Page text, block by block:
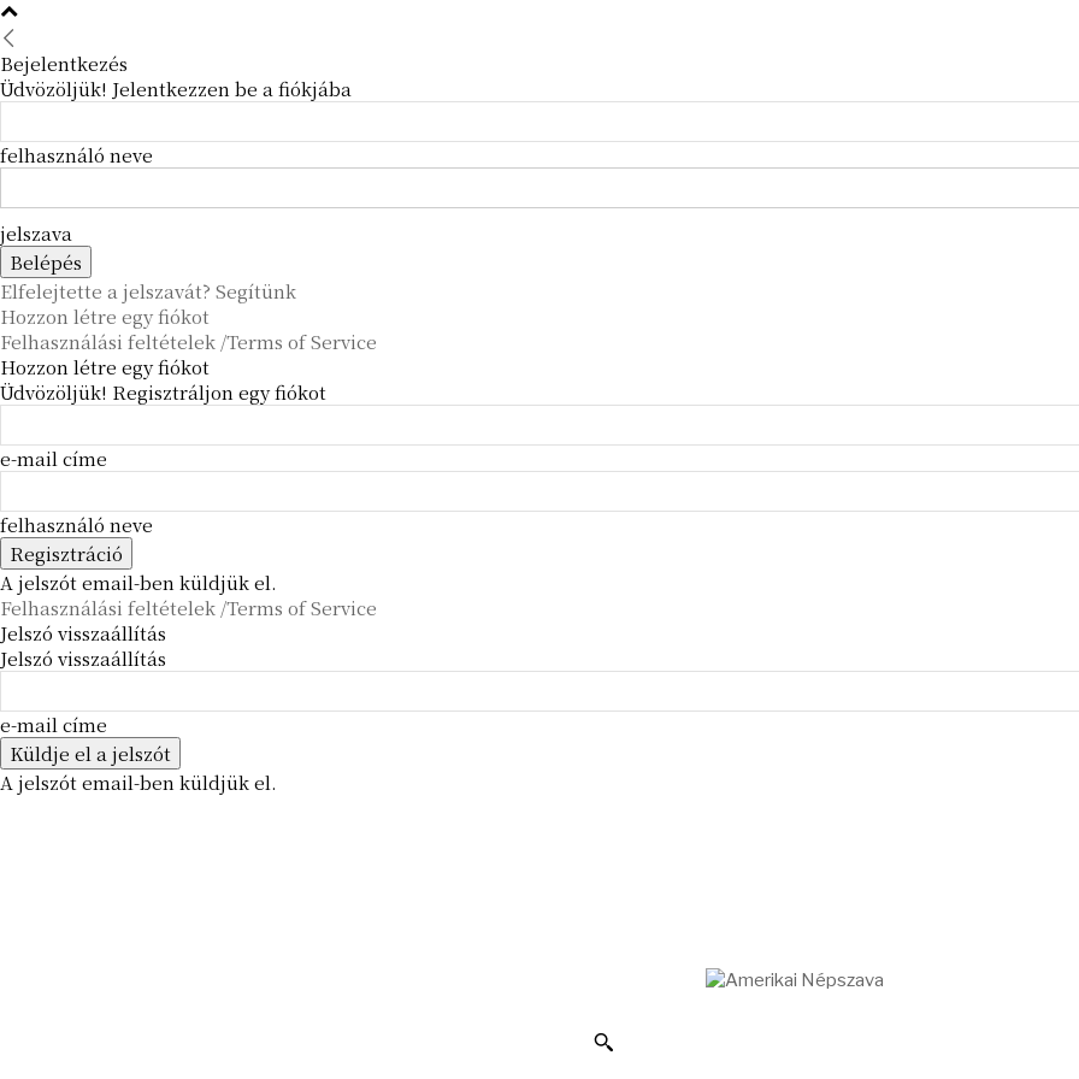
Bejelentkezés
Üdvözöljük! Jelentkezzen be a fiókjába
felhasználó neve
jelszava
Elfelejtette a jelszavát? Segítünk
Hozzon létre egy fiókot
Felhasználási feltételek /Terms of Service
Hozzon létre egy fiókot
Üdvözöljük! Regisztráljon egy fiókot
e-mail címe
felhasználó neve
A jelszót email-ben küldjük el.
Felhasználási feltételek /Terms of Service
Jelszó visszaállítás
Jelszó visszaállítás
e-mail címe
A jelszót email-ben küldjük el.